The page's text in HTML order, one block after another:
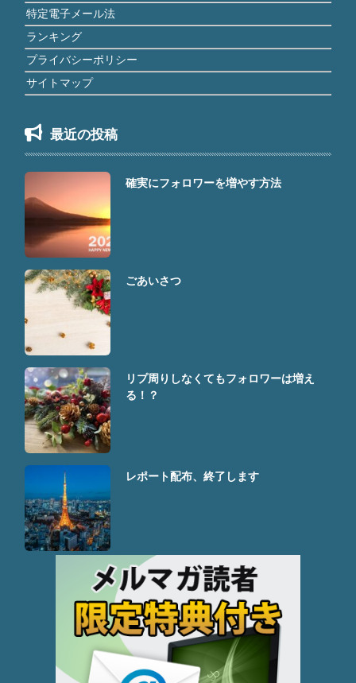
特定電子メール法
ランキング
プライバシーポリシー
サイトマップ
最近の投稿
確実にフォロワーを増やす方法
ごあいさつ
リプ周りしなくてもフォロワーは増え
る！？
レポート配布、終了します